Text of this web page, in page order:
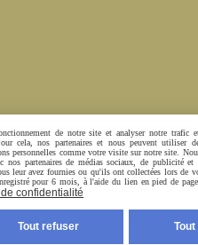
de notre site et analyser notre trafic
cela, nos partenaires et nous peuvent utiliser
personnelles comme votre visite sur notre site.
partenaires de médias sociaux, de publicité et
leur avez fournies ou qu'ils ont collectées lors de
pour 6 mois, à l'aide du lien en pied de
confidentialité
Tout refuser